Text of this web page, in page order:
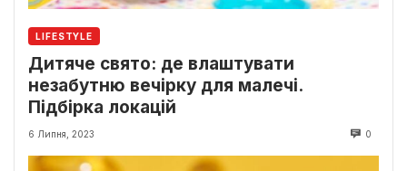
LIFESTYLE
Дитяче свято: де влаштувати
незабутню вечірку для малечі.
Підбірка локацій
6 Липня, 2023 0